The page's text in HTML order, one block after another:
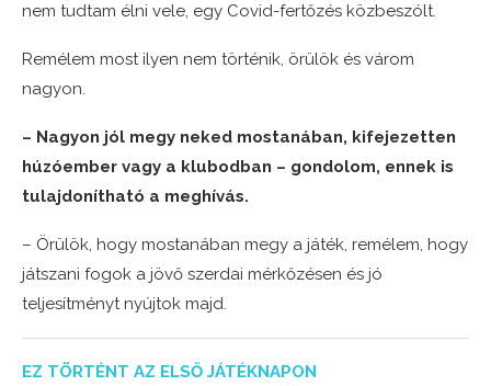
nem tudtam élni vele, egy Covid-fertőzés közbeszólt.
Remélem most ilyen nem történik, örülök és várom
nagyon.
– Nagyon jól megy neked mostanában, kifejezetten
húzóember vagy a klubodban – gondolom, ennek is
tulajdonítható a meghívás.
– Örülök, hogy mostanában megy a játék, remélem, hogy
játszani fogok a jövő szerdai mérkőzésen és jó
teljesítményt nyújtok majd.
EZ TÖRTÉNT AZ ELSŐ JÁTÉKNAPON